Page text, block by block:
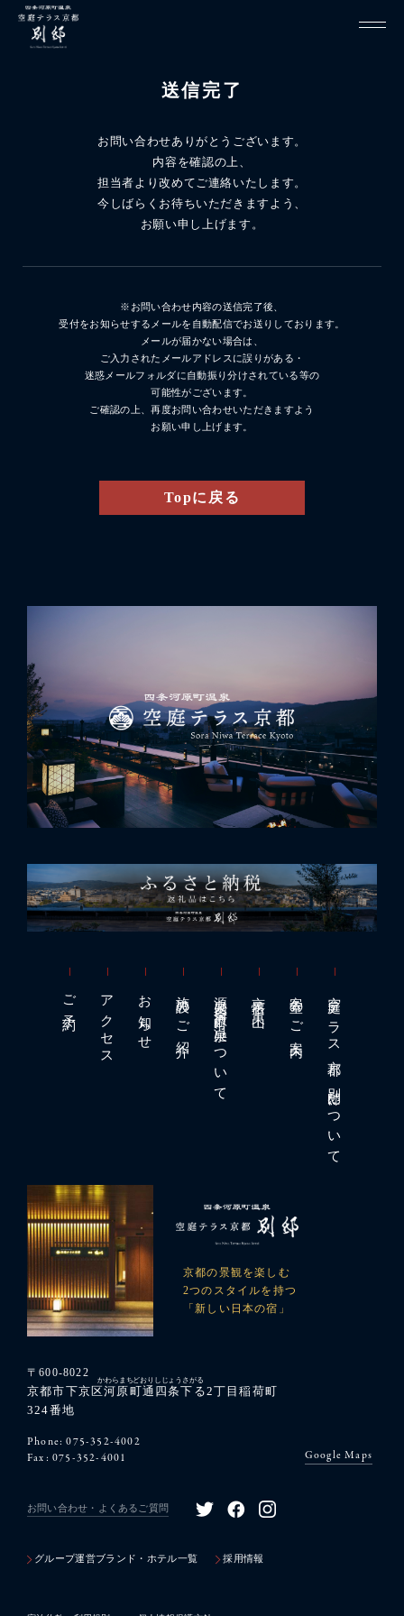
送信完了
お問い合わせありがとうございます。
内容を確認の上、
担当者より改めてご連絡いたします。
今しばらくお待ちいただきますよう、
お願い申し上げます。
※お問い合わせ内容の送信完了後、
受付をお知らせするメールを自動配信でお送りしております。
メールが届かない場合は、
ご入力されたメールアドレスに誤りがある・
迷惑メールフォルダに自動振り分けされている等の
可能性がございます。
ご確認の上、再度お問い合わせいただきますよう
お願い申し上げます。
Topに戻る
京都の景観を楽しむ
2つのスタイルを持つ
「新しい日本の宿」
〒600-8022
京都市下京区河原町通四条下る2丁目稲荷町
324番地
Phone:075-352-4002
Fax: 075-352-4001
Google Maps
ご予約 アクセス お知らせ 施設のご紹介 源泉四条河原町
温泉について
東山 客室のご案内 空庭テラス京都
別邸について
グループ運営ブランド・ホテル一覧 採用情報
お問い合わせ・よくあるご質問